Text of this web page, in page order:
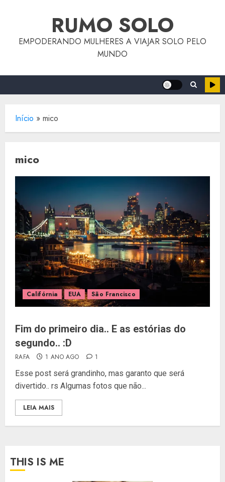
RUMO SOLO
EMPODERANDO MULHERES A VIAJAR SOLO PELO
MUNDO
Início » mico
mico
Califórnia EUA São Francisco
Fim do primeiro dia.. E as estórias do
segundo.. :D
RAFA 1 ANO AGO 1
Esse post será grandinho, mas garanto que será
divertido.. rs Algumas fotos que não...
LEIA MAIS
THIS IS ME